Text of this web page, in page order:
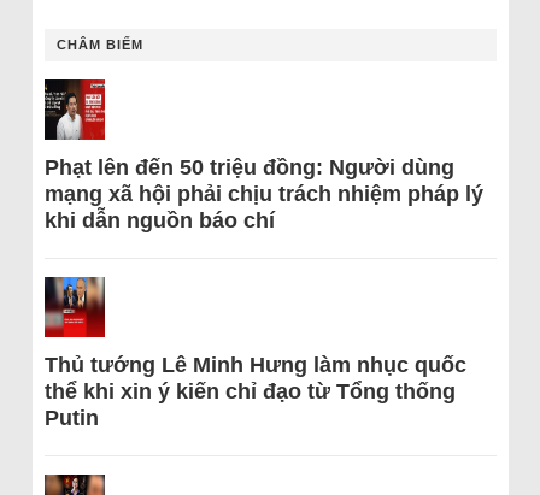
CHÂM BIẾM
Phạt lên đến 50 triệu đồng: Người dùng
mạng xã hội phải chịu trách nhiệm pháp lý
khi dẫn nguồn báo chí
Thủ tướng Lê Minh Hưng làm nhục quốc
thể khi xin ý kiến chỉ đạo từ Tổng thống
Putin